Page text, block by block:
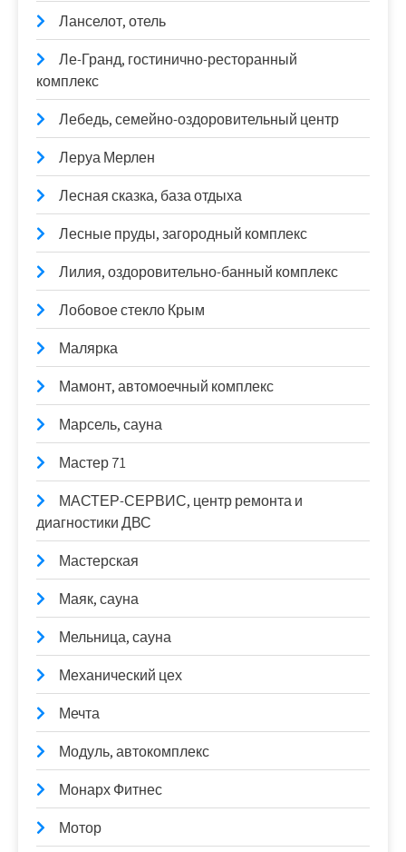
Ланселот, отель
Ле-Гранд, гостинично-ресторанный
комплекс
Лебедь, семейно-оздоровительный центр
Леруа Мерлен
Лесная сказка, база отдыха
Лесные пруды, загородный комплекс
Лилия, оздоровительно-банный комплекс
Лобовое стекло Крым
Малярка
Мамонт, автомоечный комплекс
Марсель, сауна
Мастер 71
МАСТЕР-СЕРВИС, центр ремонта и
диагностики ДВС
Мастерская
Маяк, сауна
Мельница, сауна
Механический цех
Мечта
Модуль, автокомплекс
Монарх Фитнес
Мотор